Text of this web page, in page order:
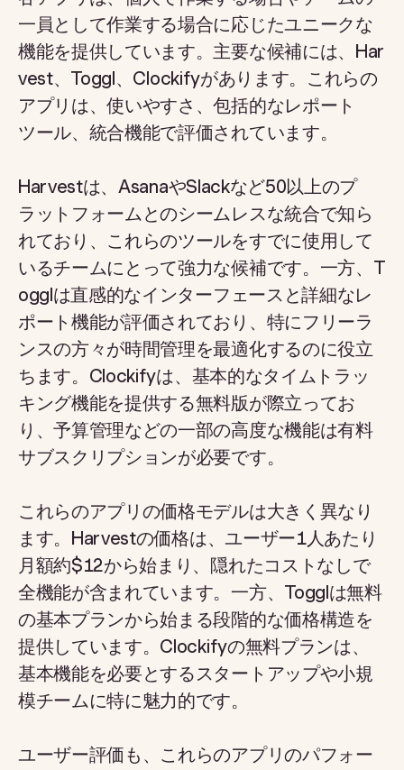
一員として作業する場合に応じたユニークな
機能を提供しています。主要な候補には、Har
vest、Toggl、Clockifyがあります。これらの
アプリは、使いやすさ、包括的なレポート
ツール、統合機能で評価されています。
Harvestは、AsanaやSlackなど50以上のプ
ラットフォームとのシームレスな統合で知ら
れており、これらのツールをすでに使用して
いるチームにとって強力な候補です。一方、T
ogglは直感的なインターフェースと詳細なレ
ポート機能が評価されており、特にフリーラ
ンスの方々が時間管理を最適化するのに役立
ちます。Clockifyは、基本的なタイムトラッ
キング機能を提供する無料版が際立ってお
り、予算管理などの一部の高度な機能は有料
サブスクリプションが必要です。
これらのアプリの価格モデルは大きく異なり
ます。Harvestの価格は、ユーザー1人あたり
月額約$12から始まり、隠れたコストなしで
全機能が含まれています。一方、Togglは無料
の基本プランから始まる段階的な価格構造を
提供しています。Clockifyの無料プランは、
基本機能を必要とするスタートアップや小規
模チームに特に魅力的です。
ユーザー評価も、これらのアプリのパフォー